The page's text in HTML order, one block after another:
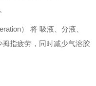
） 将 吸液、分液、
指疲劳，同时减少气溶胶